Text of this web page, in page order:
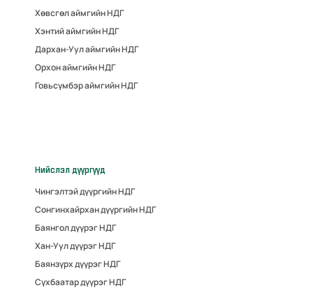
Хөвсгөл аймгийн НДГ
Хэнтий аймгийн НДГ
Дархан-Уул аймгийн НДГ
Орхон аймгийн НДГ
Говьсүмбэр аймгийн НДГ
Нийслэл дүүргүүд
Чингэлтэй дүүргийн НДГ
Сонгинхайрхан дүүргийн НДГ
Баянгол дүүрэг НДГ
Хан-Уул дүүрэг НДГ
Баянзүрх дүүрэг НДГ
Сүхбаатар дүүрэг НДГ